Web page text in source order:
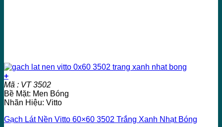
+
Mã : VT 3502
Bề Mặt: Men Bóng
Nhãn Hiệu: Vitto
Gạch Lát Nền Vitto 60×60 3502 Trắng Xanh Nhạt Bóng